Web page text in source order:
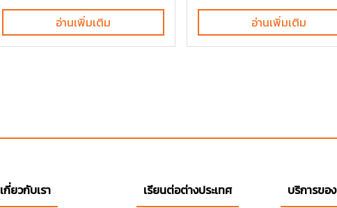
อ่านเพิ่มเติม อ่านเพิ่มเติม
เกี่ยวกับเรา เรียนต่อต่างประเทศ บริการของ